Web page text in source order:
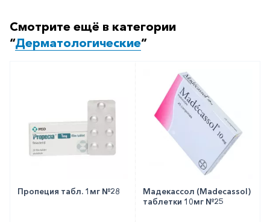
Смотрите ещё в категории
“Дерматологические”
Пропеция табл. 1мг №28
Мадекассол (Madecassol)
таблетки 10мг №25